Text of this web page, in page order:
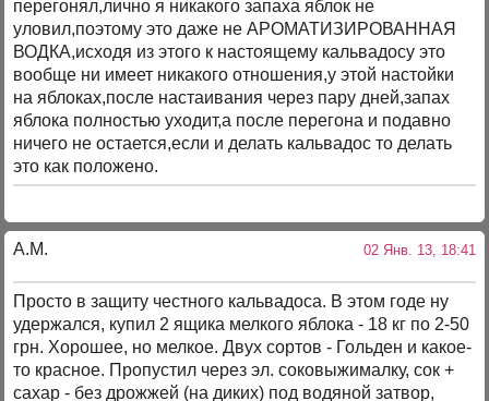
перегонял,лично я никакого запаха яблок не
уловил,поэтому это даже не АРОМАТИЗИРОВАННАЯ
ВОДКА,исходя из этого к настоящему кальвадосу это
вообще ни имеет никакого отношения,у этой настойки
на яблоках,после настаивания через пару дней,запах
яблока полностью уходит,а после перегона и подавно
ничего не остается,если и делать кальвадос то делать
это как положено.
А.М. 02 Янв. 13, 18:41
Просто в защиту честного кальвадоса. В этом годе ну
удержался, купил 2 ящика мелкого яблока - 18 кг по 2-50
грн. Хорошее, но мелкое. Двух сортов - Гольден и какое-
то красное. Пропустил через эл. соковыжималку, сок +
сахар - без дрожжей (на диких) под водяной затвор,